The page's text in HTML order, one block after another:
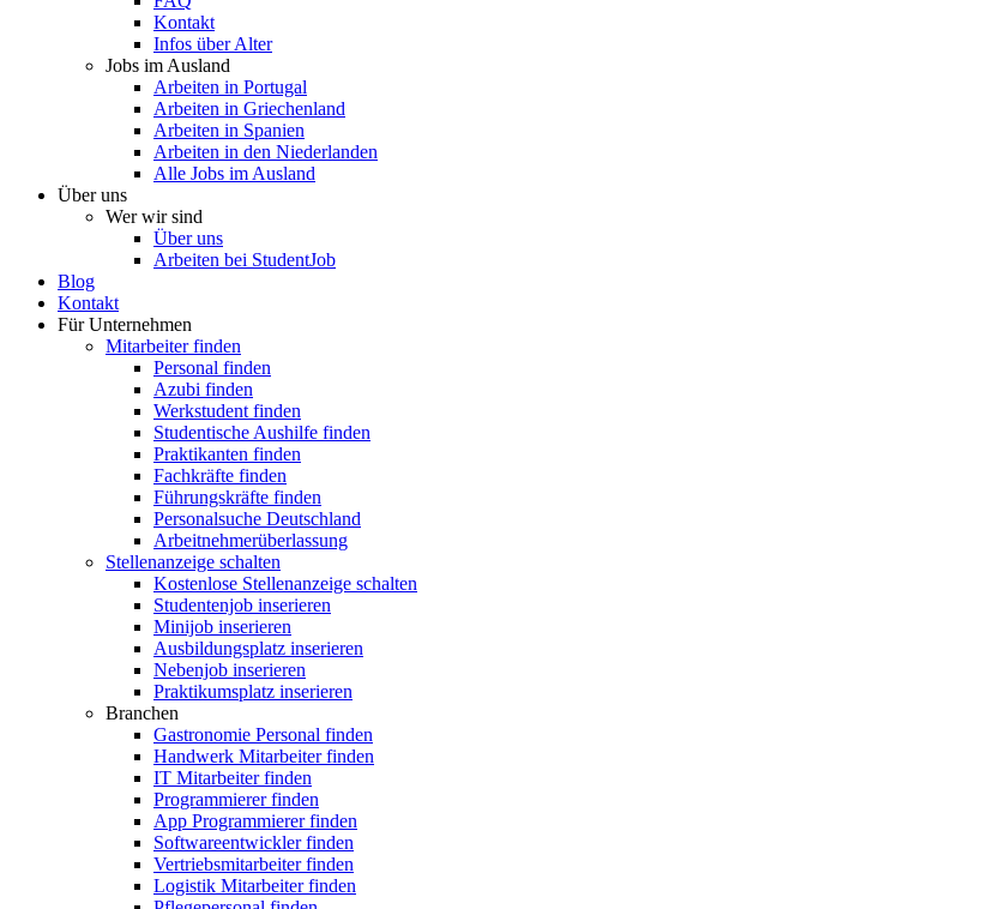
Kontakt
Infos über Alter
Jobs im Ausland
Arbeiten in Portugal
Arbeiten in Griechenland
Arbeiten in Spanien
Arbeiten in den Niederlanden
Alle Jobs im Ausland
Über uns
Wer wir sind
Über uns
Arbeiten bei StudentJob
Blog
Kontakt
Für Unternehmen
Mitarbeiter finden
Personal finden
Azubi finden
Werkstudent finden
Studentische Aushilfe finden
Praktikanten finden
Fachkräfte finden
Führungskräfte finden
Personalsuche Deutschland
Arbeitnehmerüberlassung
Stellenanzeige schalten
Kostenlose Stellenanzeige schalten
Studentenjob inserieren
Minijob inserieren
Ausbildungsplatz inserieren
Nebenjob inserieren
Praktikumsplatz inserieren
Branchen
Gastronomie Personal finden
Handwerk Mitarbeiter finden
IT Mitarbeiter finden
Programmierer finden
App Programmierer finden
Softwareentwickler finden
Vertriebsmitarbeiter finden
Logistik Mitarbeiter finden